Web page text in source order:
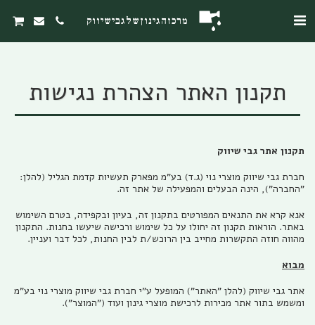
מרכז הגינון של גבי שיווק
תקנון האתר הצהרת נגישות
תקנון אתר גבי שיווק
חברת גבי שיווק מוצרי נוי (ג.ד) בע"מ מפארק תעשיות קדמת הגליל (להלן:
"החברה"), הינה הבעלים והמפעילה של אתר זה.
אנא קרא את התנאים המפורטים בתקנון זה, בעיון ובקפידה, בטרם השימוש
באתר. הוראות תקנון זה יחולו על כל שימוש ורכישה שיעשו בחנות. התקנון
מהווה חוזה התקשרות מחייב בין הרוכש/ת לבין החנות, לכל דבר ועניין.
מבוא
אתר גבי שיווק (להלן "האתר") המופעל ע"י חברת גבי שיווק מוצרי נוי בע"מ
ומשמש בתור אתר מכירות לרכישת מוצרי גינון ועוד ("המוצר").